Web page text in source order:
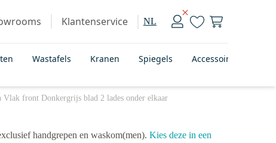
Klantenservice NL
Wastafels Kranen Spiegels Accessoires
front Donkergrijs blad 2 lades onder elkaar
handgrepen en waskom(men). Kies deze in een